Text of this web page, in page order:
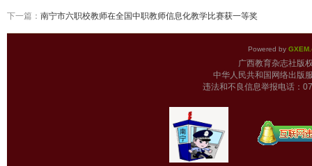
下一篇： 南宁市六职校教师在全国中职教师信息化教学比赛获一等奖
Powered by
广西教育杂志
中华人民共和国网络出版
违法和不良信息举报电话：